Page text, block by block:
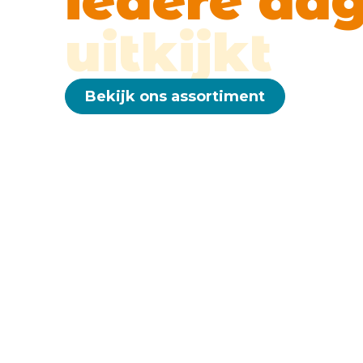
uitkijkt
Bekijk ons assortiment